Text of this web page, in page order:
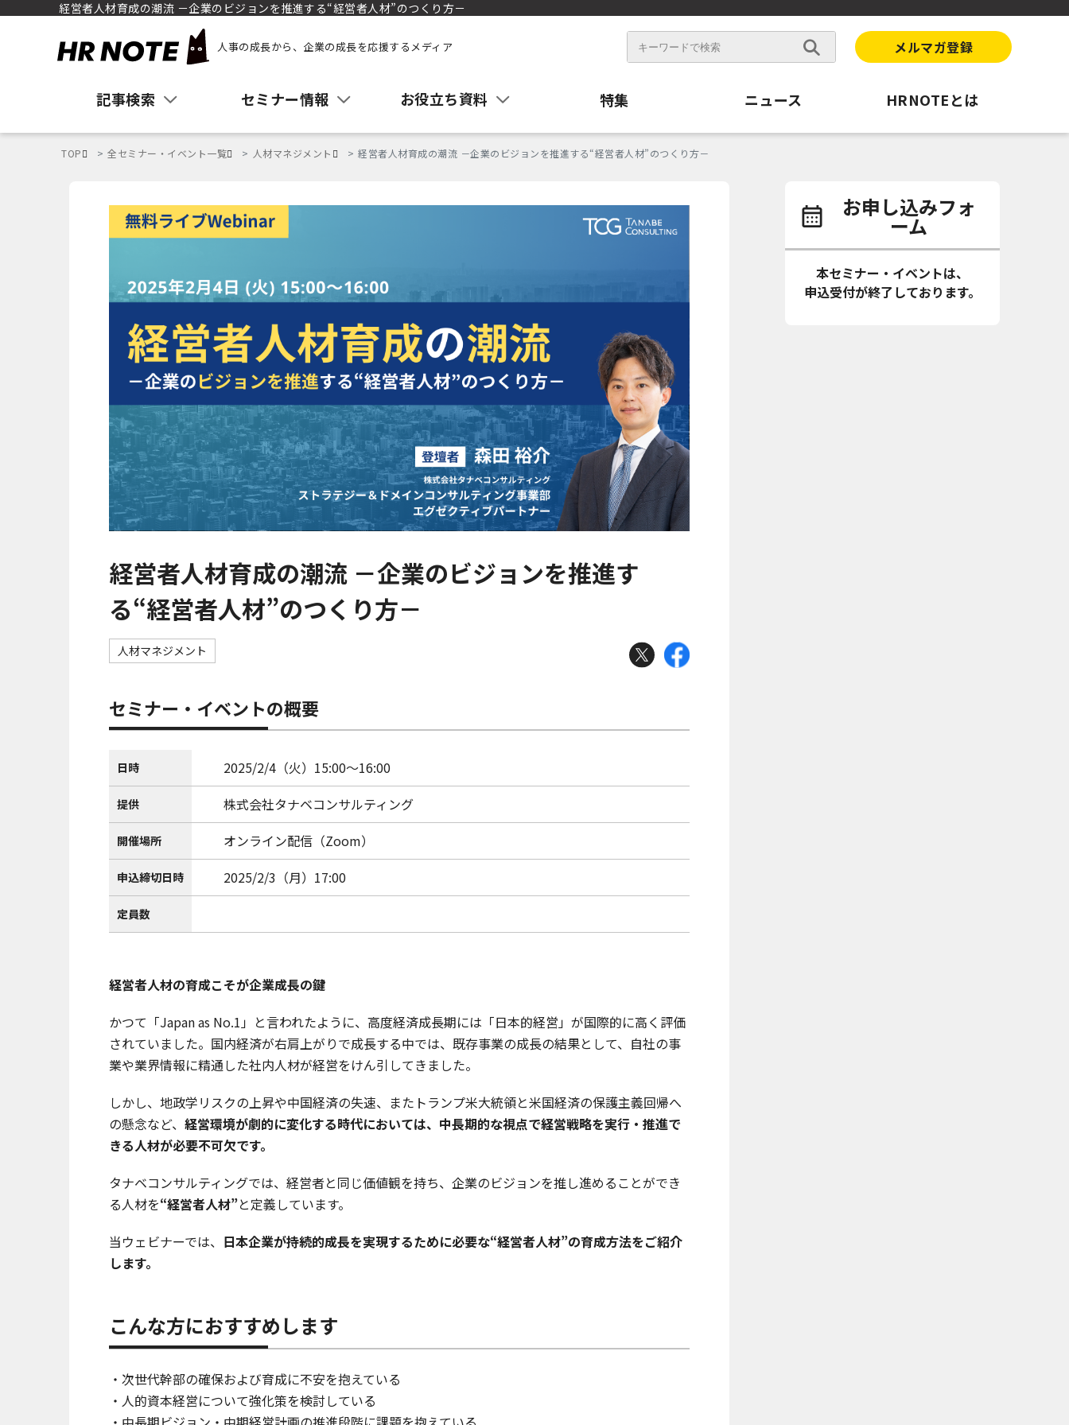
経営者人材育成の潮流 －企業のビジョンを推進する“経営者人材”のつくり方－
人事の成長から、企業の成長を応援するメディア メルマガ登録
記事検索 セミナー情報 お役立ち資料 特集 ニュース HRNOTEとは
TOP 全セミナー・イベント一覧 人材マネジメント 経営者人材育成の潮流 －企業のビジョンを推進する“経営者人材”のつくり方－
経営者人材育成の潮流 －企業のビジョンを推進す
る“経営者人材”のつくり方－
人材マネジメント
セミナー・イベントの概要
日時 2025/2/4（火）15:00～16:00
提供 株式会社タナベコンサルティング
開催場所 オンライン配信（Zoom）
申込締切日時 2025/2/3（月）17:00
定員数
経営者人材の育成こそが企業成長の鍵
かつて「Japan as No.1」と言われたように、高度経済成長期には「日本的経営」が国際的に高く評価
されていました。国内経済が右肩上がりで成長する中では、既存事業の成長の結果として、自社の事
業や業界情報に精通した社内人材が経営をけん引してきました。
しかし、地政学リスクの上昇や中国経済の失速、またトランプ米大統領と米国経済の保護主義回帰へ
の懸念など、 経営環境が劇的に変化する時代においては、中長期的な視点で経営戦略を実行・推進で
きる人材が必要不可欠です。
タナベコンサルティングでは、経営者と同じ価値観を持ち、企業のビジョンを推し進めることができ
る人材を“経営者人材”と定義しています。
当ウェビナーでは、 日本企業が持続的成長を実現するために必要な“経営者人材”の育成方法をご紹介
します。
こんな方におすすめします
・次世代幹部の確保および育成に不安を抱えている
・人的資本経営について強化策を検討している
お申し込みフォ
ーム
本セミナー・イベントは、
申込受付が終了しております。